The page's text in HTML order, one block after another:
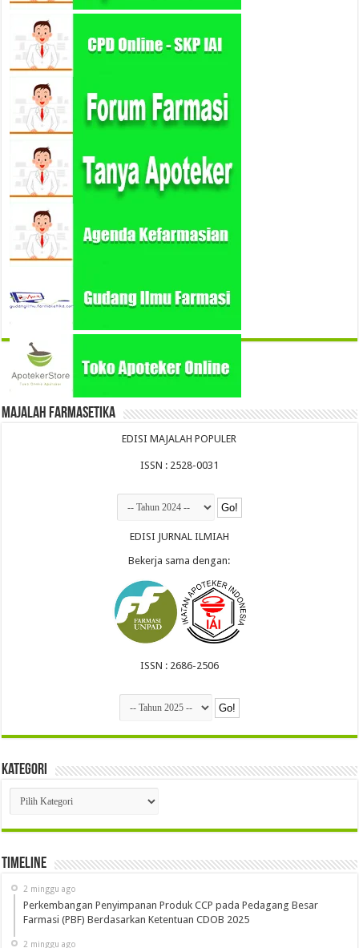
Majalah Farmasetika
EDISI MAJALAH POPULER
ISSN : 2528-0031
EDISI JURNAL ILMIAH
Bekerja sama dengan:
ISSN : 2686-2506
Kategori
Kategori
Timeline
2 minggu ago
Perkembangan Penyimpanan Produk CCP pada Pedagang Besar
Farmasi (PBF) Berdasarkan Ketentuan CDOB 2025
2 minggu ago